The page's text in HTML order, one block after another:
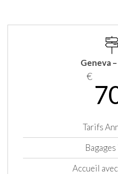
Geneva
€
Tarifs
Accueil